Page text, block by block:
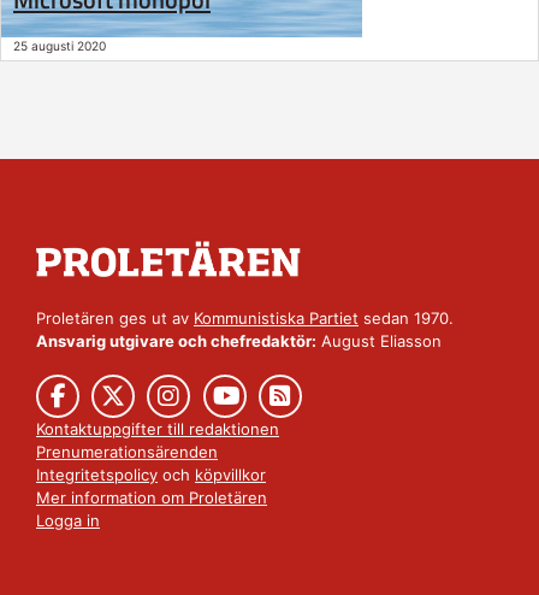
25 augusti 2020
Proletären ges ut av Kommunistiska Partiet sedan 1970.
Ansvarig utgivare och chefredaktör: August Eliasson
Kontaktuppgifter till redaktionen
Prenumerationsärenden
Integritetspolicy och köpvillkor
Mer information om Proletären
Logga in